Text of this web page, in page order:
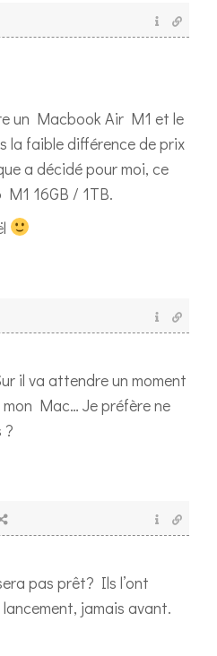
un Macbook Air M1 et le
la faible différence de prix
a décidé pour moi, ce
16GB / 1TB.
il va attendre un moment
mon Mac… Je préfère ne
?
pas prêt? Ils l’ont
jamais avant.